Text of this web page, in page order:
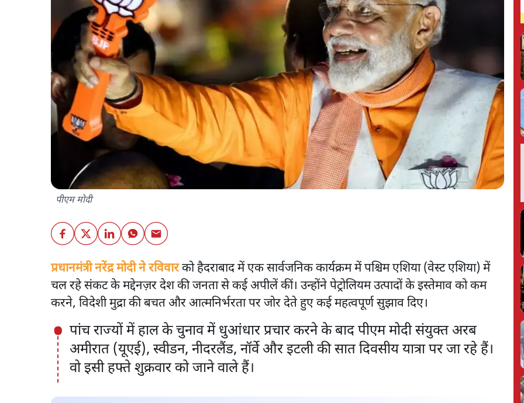
पीएम मोदी
प्रधानमंत्री नरेंद्र मोदी ने रविवारको हैदराबाद में एक सार्वजनिक कार्यक्रम में पश्चिम एशिया (वेस्ट एशिया) में
चल रहे संकट के मद्देनज़र देश की जनता से कई अपीलें कीं। उन्होंने पेट्रोलियम उत्पादों के इस्तेमाव को कम
करने, विदेशी मुद्रा की बचत और आत्मनिर्भरता पर जोर देते हुए कई महत्वपूर्ण सुझाव दिए।
पांच राज्यों में हाल के चुनाव में धुआंधार प्रचार करने के बाद पीएम मोदी संयुक्त अरब
अमीरात (यूएई), स्वीडन, नीदरलैंड, नॉर्वे और इटली की सात दिवसीय यात्रा पर जा रहे हैं।
वो इसी हफ्ते शुक्रवार को जाने वाले हैं।